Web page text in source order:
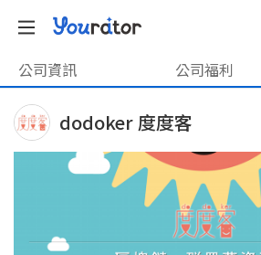
公司資訊 公司福利
dodoker 度度客